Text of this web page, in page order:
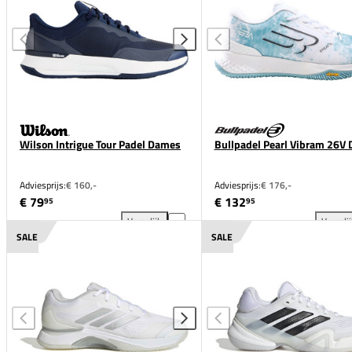
Wilson Intrigue Tour Padel Dames
Adviesprijs:€ 160,-
€ 7995
Vergelijk
Wilson Intrigue Tour Padel Dames toevoegen aan
Bullpadel Pearl Vibram 26V
Adviesprijs:€ 176,-
€ 13295
SALE SALE